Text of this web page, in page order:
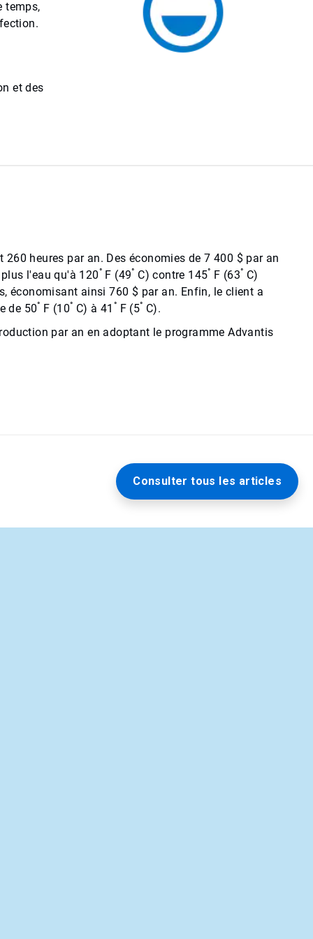
temps,
et des
heures par an. Des économies de 7 400 $ par an
l'eau qu'à 120° F (49° C) contre 145° F (63° C)
économisant ainsi 760 $ par an. Enfin, le client a
de 50° F (10° C) à 41 ° F (5° C).
par an en adoptant le programme Advantis
Consulter tous les articles